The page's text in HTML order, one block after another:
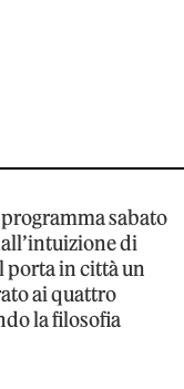
sabato
di
porta in città un
ai quattro
la filosofia